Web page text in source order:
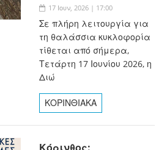
17 Ιουν, 2026 | 17:00
Σε πλήρη λειτουργία για
τη θαλάσσια κυκλοφορία
τίθεται από σήμερα,
Τετάρτη 17 Ιουνίου 2026, η
Διώ
ΚΟΡΙΝΘΙΑΚΑ